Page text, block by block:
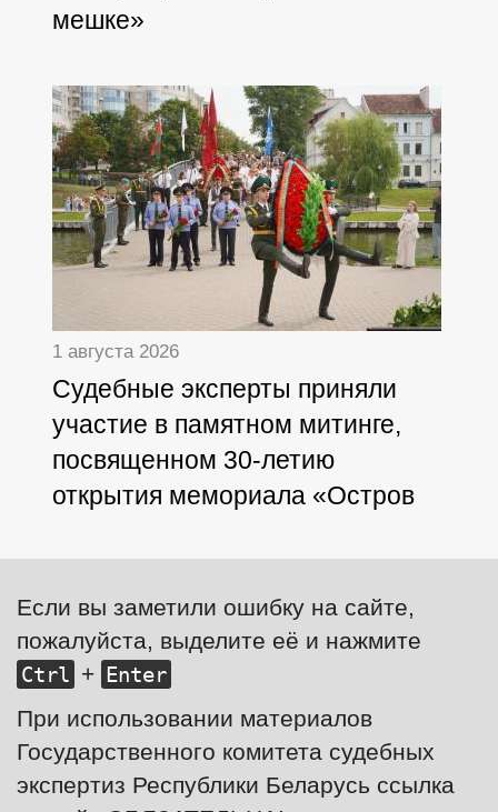
мешке»
1 августа 2026
Судебные эксперты приняли
участие в памятном митинге,
посвященном 30-летию
открытия мемориала «Остров
Если вы заметили ошибку на сайте,
пожалуйста, выделите её и нажмите
Ctrl + Enter
При использовании материалов
Государственного комитета судебных
экспертиз Республики Беларусь ссылка